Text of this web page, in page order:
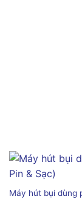
Máy hút bụi dùng